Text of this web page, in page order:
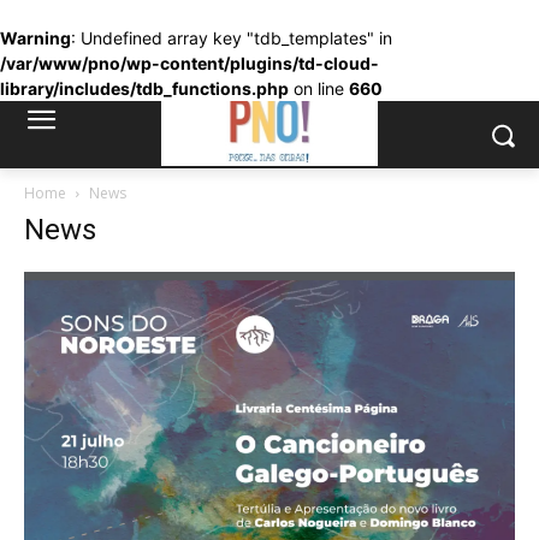
Warning: Undefined array key "tdb_templates" in
/var/www/pno/wp-content/plugins/td-cloud-
library/includes/tdb_functions.php on line 660
Home News
News